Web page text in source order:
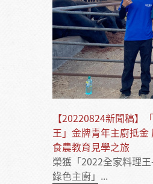
【20220824新聞稿】
王」金牌青年主廚抵金
食農教育見學之旅
榮獲「2022全家料理
綠色主廚」...